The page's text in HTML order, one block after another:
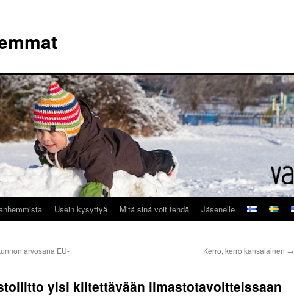
Usein kysyttyä Mitä sinä voit tehdä Jäsenelle
arvosana EU-
Kerro, kerro kansalainen →
ylsi kiitettävään ilmastotavoitteissaan